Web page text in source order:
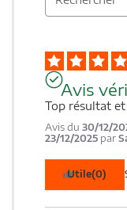
Avis
Top résultat
Avis du 30/12/
23/12/2025 par
Utile(0)